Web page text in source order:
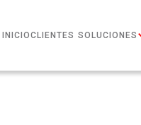
INICIOCLIENTES SOLUCIONES